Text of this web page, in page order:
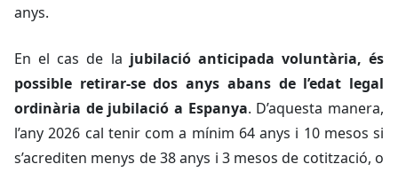
anys.
En el cas de la jubilació anticipada voluntària, és
possible retirar-se dos anys abans de l’edat legal
ordinària de jubilació a Espanya. D’aquesta manera,
l’any 2026 cal tenir com a mínim 64 anys i 10 mesos si
s’acrediten menys de 38 anys i 3 mesos de cotització, o